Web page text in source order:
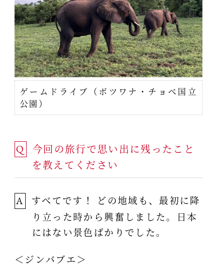
ゲームドライブ（ボツワナ・チョベ国立
公園）
Q
今回の旅行で思い出に残ったこと
を教えてください
A
すべてです！ どの地域も、最初に降
り立った時から興奮しました。日本
にはない景色ばかりでした。
＜ジンバブエ＞